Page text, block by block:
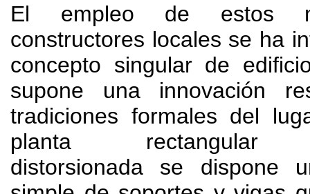
El empleo de estos
constructores locales se ha
concepto singular de
supone una innovación
tradiciones formales del
planta rectangular
distorsionada se dispone